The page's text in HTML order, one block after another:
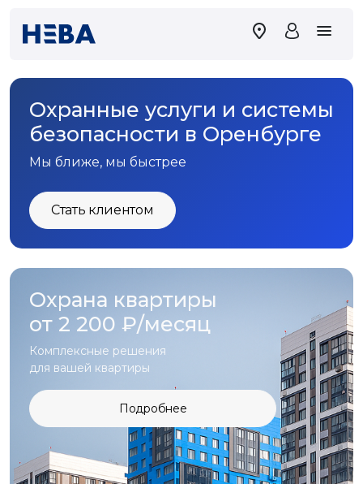
Охранные услуги и системы
безопасности в Оренбурге
Мы ближе, мы быстрее
Стать клиентом
Охрана квартиры
от 2 200 ₽/месяц
Комплексные решения
для вашей квартиры
Подробнее